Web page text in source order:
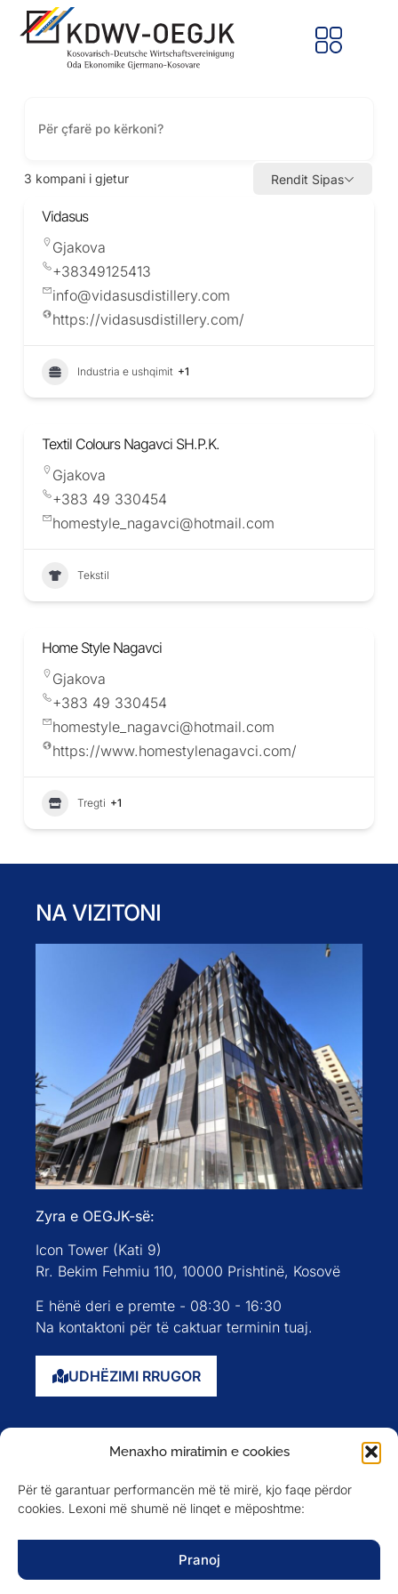
Menaxho miratimin e cookies
Për të garantuar performancën më të mirë, kjo faqe përdor
cookies. Lexoni më shumë në linqet e mëposhtme:
Pranoj
3 kompani i gjetur Rendit Sipas
Vidasus
Gjakova
+38349125413
info@vidasusdistillery.com
https://vidasusdistillery.com/
Industria e ushqimit +1
Textil Colours Nagavci SH.P.K.
Gjakova
+383 49 330454
homestyle_nagavci@hotmail.com
Tekstil
Home Style Nagavci
Gjakova
+383 49 330454
homestyle_nagavci@hotmail.com
https://www.homestylenagavci.com/
Tregti +1
NA VIZITONI
Zyra e OEGJK-së:
Icon Tower (Kati 9)
Rr. Bekim Fehmiu 110, 10000 Prishtinë, Kosovë
E hënë deri e premte - 08:30 - 16:30
Na kontaktoni për të caktuar terminin tuaj.
UDHËZIMI RRUGOR
Evente
Anëtarët
Newsletter